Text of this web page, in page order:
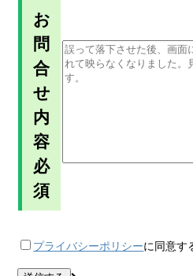
お
問
合
せ
内
容
必
須
プライバシーポリシーに同意す